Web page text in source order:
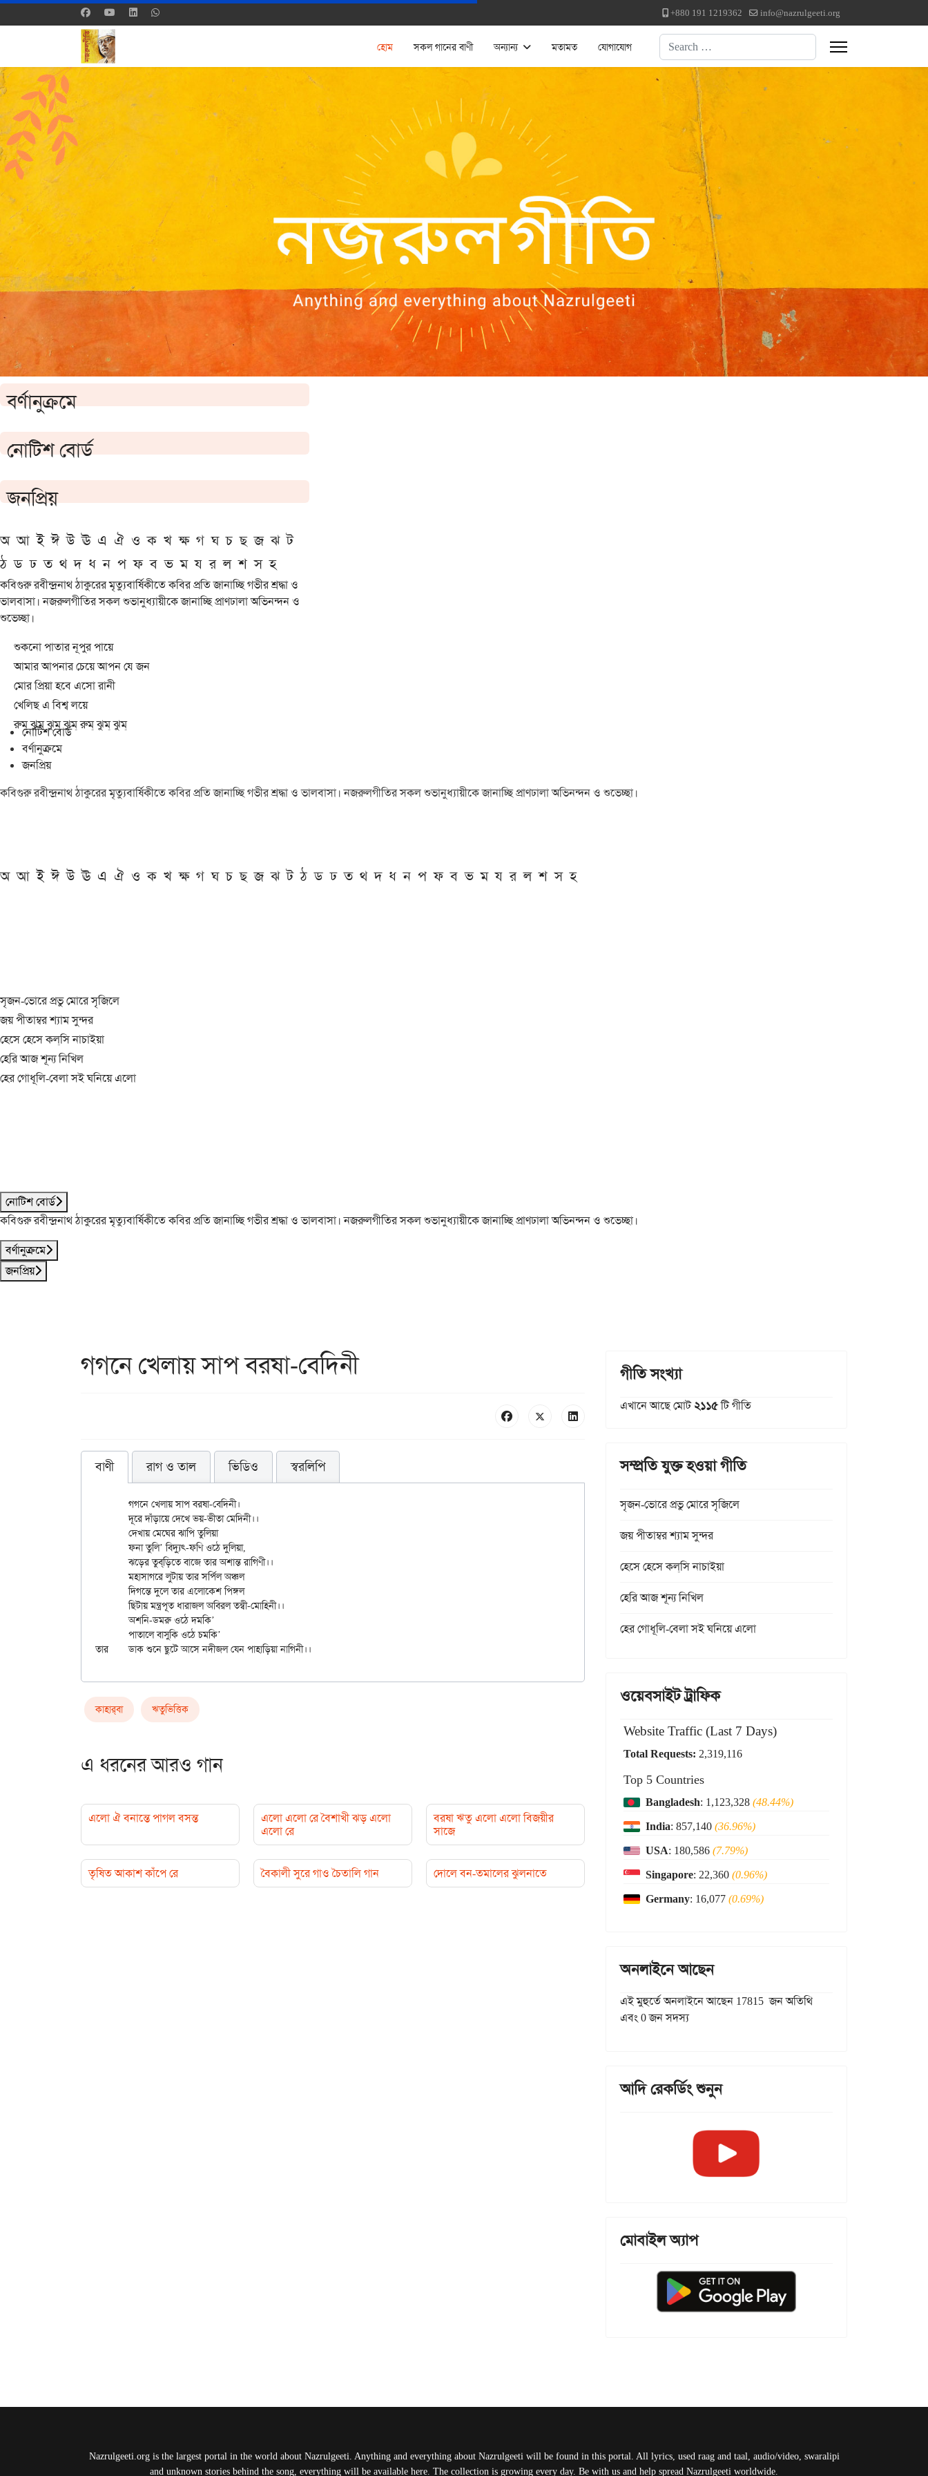
+880 191 1219362 info@nazrulgeeti.org
হোম সকল গানের বাণী অন্যান্য মতামত যোগাযোগ Search
বর্ণানুক্রমে
নোটিশ বোর্ড
জনপ্রিয়
অ আ ই ঈ উ ঊ এ ঐ ও ক খ ক্ষ গ ঘ চ ছ জ ঝ ট
ঠ ড ঢ ত থ দ ধ ন প ফ ব ভ ম য র ল শ স হ
কবিগুরু রবীন্দ্রনাথ ঠাকুরের মৃত্যুবার্ষিকীতে কবির প্রতি জানাচ্ছি গভীর শ্রদ্ধা ও
ভালবাসা। নজরুলগীতির সকল শুভানুধ্যায়ীকে জানাচ্ছি প্রাণঢালা অভিনন্দন ও
শুভেচ্ছা।
শুকনো পাতার নূপুর পায়ে
আমার আপনার চেয়ে আপন যে জন
মোর প্রিয়া হবে এসো রানী
খেলিছ এ বিশ্ব লয়ে
রুম্ ঝুম্ ঝুম্ ঝুম্ রুম্ ঝুম্ ঝুম্
নোটিশ বোর্ড
বর্ণানুক্রমে
জনপ্রিয়
কবিগুরু রবীন্দ্রনাথ ঠাকুরের মৃত্যুবার্ষিকীতে কবির প্রতি জানাচ্ছি গভীর শ্রদ্ধা ও ভালবাসা। নজরুলগীতির সকল শুভানুধ্যায়ীকে জানাচ্ছি প্রাণঢালা অভিনন্দন ও শুভেচ্ছা।
অ আ ই ঈ উ ঊ এ ঐ ও ক খ ক্ষ গ ঘ চ ছ জ ঝ ট ঠ ড ঢ ত থ দ ধ ন প ফ ব ভ ম য র ল শ স হ
সৃজন-ভোরে প্রভু মোরে সৃজিলে
জয় পীতাম্বর শ্যাম সুন্দর
হেসে হেসে কল্‌সি নাচাইয়া
হেরি আজ শূন্য নিখিল
হের গোধূলি-বেলা সই ঘনিয়ে এলো
নোটিশ বোর্ড
কবিগুরু রবীন্দ্রনাথ ঠাকুরের মৃত্যুবার্ষিকীতে কবির প্রতি জানাচ্ছি গভীর শ্রদ্ধা ও ভালবাসা। নজরুলগীতির সকল শুভানুধ্যায়ীকে জানাচ্ছি প্রাণঢালা অভিনন্দন ও শুভেচ্ছা।
বর্ণানুক্রমে
জনপ্রিয়
গগনে খেলায় সাপ বরষা-বেদিনী
বাণী রাগ ও তাল ভিডিও স্বরলিপি
	দূরে দাঁড়ায়ে দেখে ভয়-ভীতা মেদিনী।।
	ফনা তুলি’ বিদ্যুৎ-ফণি ওঠে দুলিয়া,
	ঝড়ের তুব্‌ড়িতে বাজে তার অশান্ত রাগিণী।।
	মহাসাগরে লুটায় তার সর্পিল অঞ্চল
	দিগন্তে দুলে তার এলোকেশ পিঙ্গল
	ছিটায় মন্ত্রপূত ধারাজল অবিরল তন্বী-মোহিনী।।
	অশনি-ডমরু ওঠে দমকি’
কাহার্‌বা ঋতুভিত্তিক
এ ধরনের আরও গান
এলো ঐ বনান্তে পাগল বসন্ত
এলো এলো রে বৈশাখী ঝড় এলো
এলো রে
বরষা ঋতু এলো এলো বিজয়ীর
সাজে
তৃষিত আকাশ কাঁপে রে বৈকালী সুরে গাও চৈতালি গান দোলে বন-তমালের ঝুলনাতে
গীতি সংখ্যা
এখানে আছে মোট২১১৫টি গীতি
সম্প্রতি যুক্ত হওয়া গীতি
সৃজন-ভোরে প্রভু মোরে সৃজিলে
জয় পীতাম্বর শ্যাম সুন্দর
হেসে হেসে কল্‌সি নাচাইয়া
হেরি আজ শূন্য নিখিল
হের গোধূলি-বেলা সই ঘনিয়ে এলো
ওয়েবসাইট ট্রাফিক
Website Traffic (Last 7 Days)
Total Requests: 2,319,116
Top 5 Countries
Bangladesh: 1,123,328(48.44%)
India: 857,140(36.96%)
USA: 180,586(7.79%)
Singapore: 22,360(0.96%)
Germany: 16,077(0.69%)
অনলাইনে আছেন
এই মুহুর্তে অনলাইনে আছেন 17815 জন অতিথি
এবং 0 জন সদস্য
আদি রেকর্ডিং শুনুন
মোবাইল অ্যাপ
Nazrulgeeti.org is the largest portal in the world about Nazrulgeeti. Anything and everything about Nazrulgeeti will be found in this portal. All lyrics, used raag and taal, audio/video, swaralipi
and unknown stories behind the song, everything will be available here. The collection is growing every day. Be with us and help spread Nazrulgeeti worldwide.